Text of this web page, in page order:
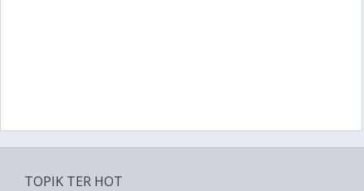
TOPIK TER HOT